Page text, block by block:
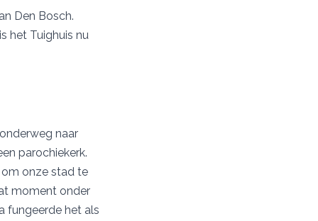
Den Bosch.
het Tuighuis nu
naar
parochiekerk.
om onze stad te
moment onder
fungeerde het als